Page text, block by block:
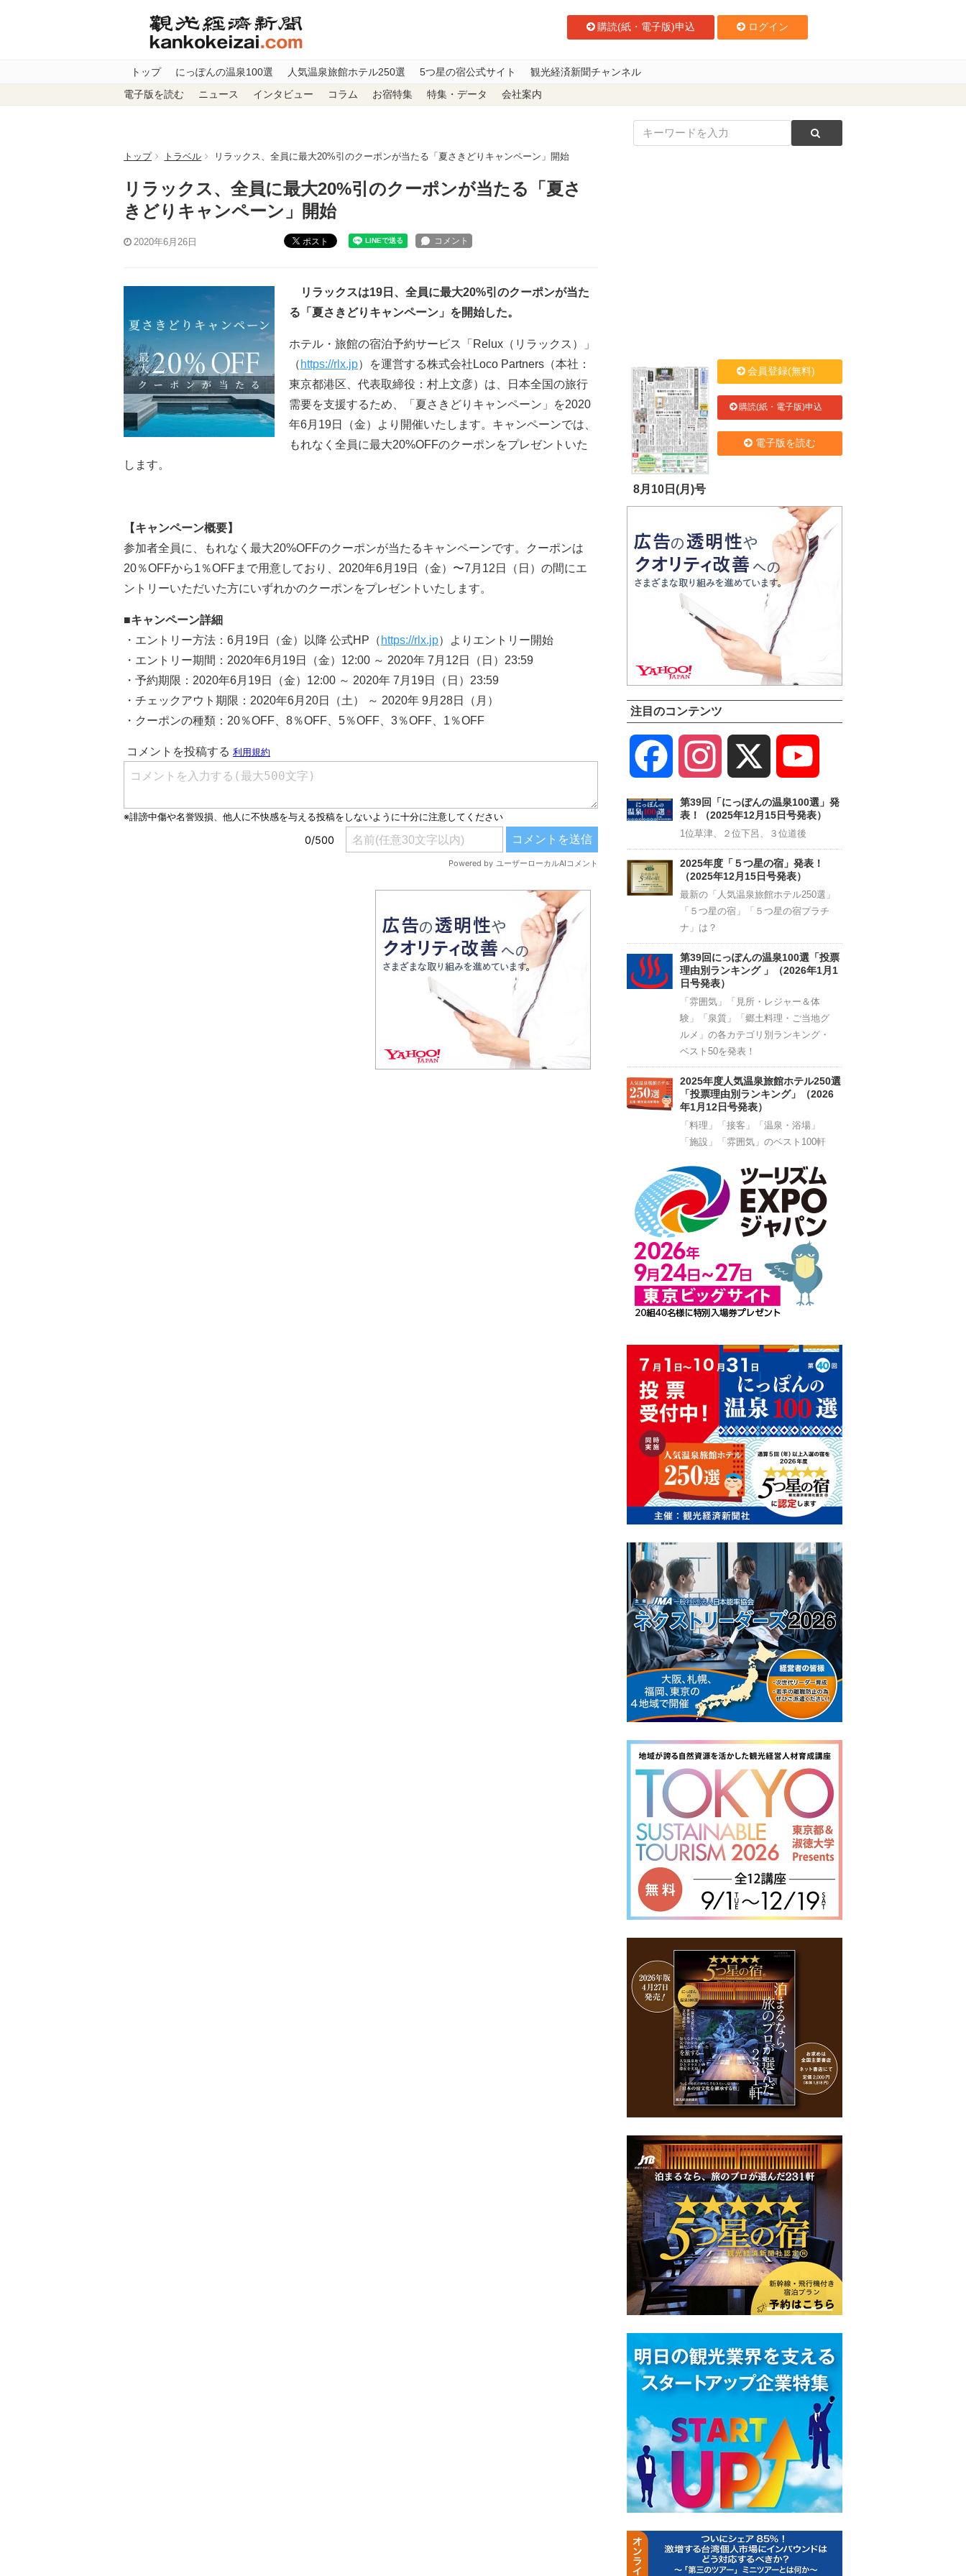
購読(紙・電子版)申込 ログイン
トップ にっぽんの温泉100選 人気温泉旅館ホテル250選 5つ星の宿公式サイト 観光経済新聞チャンネル
電子版を読む ニュース インタビュー コラム お宿特集 特集・データ 会社案内
トップ トラベル リラックス、全員に最大20%引のクーポンが当たる「夏さきどりキャンペーン」開始
リラックス、全員に最大20%引のクーポンが当たる「夏さ
きどりキャンペーン」開始
2020年6月26日 ポスト
リラックスは19日、全員に最大20%引のクーポンが当た
る「夏さきどりキャンペーン」を開始した。
ホテル・旅館の宿泊予約サービス「Relux（リラックス）」
（ https://rlx.jp）を運営する株式会社Loco Partners（本社：
東京都港区、代表取締役：村上文彦）は、日本全国の旅行
需要を支援するため、「夏さきどりキャンペーン」を2020
年6月19日（金）より開催いたします。キャンペーンでは、
もれなく全員に最大20%OFFのクーポンをプレゼントいた
します。
【キャンペーン概要】
参加者全員に、もれなく最大20%OFFのクーポンが当たるキャンペーンです。クーポンは
20％OFFから1％OFFまで用意しており、2020年6月19日（金）〜7月12日（日）の間にエ
ントリーいただいた方にいずれかのクーポンをプレゼントいたします。
■キャンペーン詳細
・エントリー方法：6月19日（金）以降 公式HP（ https://rlx.jp）よりエントリー開始
・エントリー期間：2020年6月19日（金）12:00 ～ 2020年 7月12日（日）23:59
・予約期限：2020年6月19日（金）12:00 ～ 2020年 7月19日（日）23:59
・チェックアウト期限：2020年6月20日（土） ～ 2020年 9月28日（月）
・クーポンの種類：20％OFF、8％OFF、5％OFF、3％OFF、1％OFF
8月10日(月)号
会員登録(無料)
購読(紙・電子版)申込
電子版を読む
注目のコンテンツ
Facebook Instagram
Channel
第39回「にっぽんの温泉100選」発
表！（2025年12月15日号発表）
1位草津、２位下呂、３位道後
2025年度「５つ星の宿」発表！
（2025年12月15日号発表）
最新の「人気温泉旅館ホテル250選」
「５つ星の宿」「５つ星の宿プラチ
ナ」は？
第39回にっぽんの温泉100選「投票
理由別ランキング 」（2026年1月1
日号発表）
「雰囲気」「見所・レジャー＆体
験」「泉質」「郷土料理・ご当地グ
ルメ」の各カテゴリ別ランキング・
ベスト50を発表！
2025年度人気温泉旅館ホテル250選
「投票理由別ランキング」（2026
年1月12日号発表）
「料理」「接客」「温泉・浴場」
「施設」「雰囲気」のベスト100軒